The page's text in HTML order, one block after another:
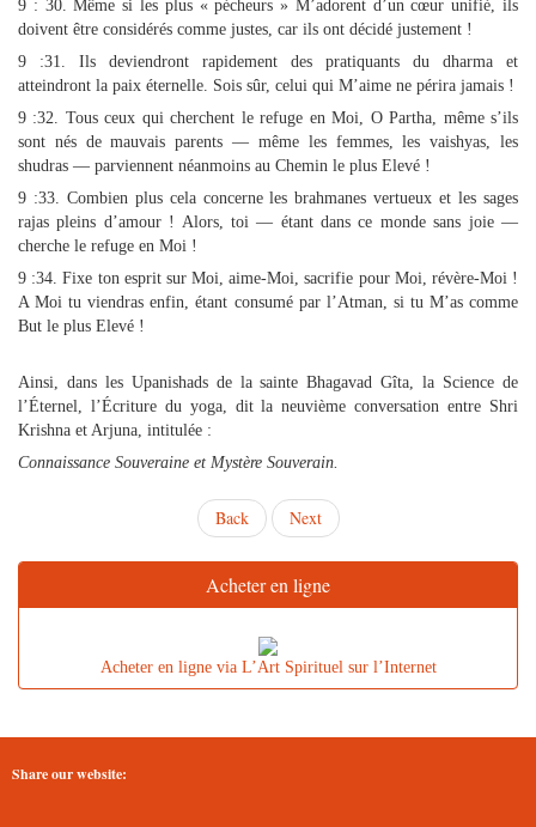
9 : 30. Même si les plus « pécheurs » M’adorent d’un cœur unifié, ils
doivent être considérés comme justes, car ils ont décidé justement !
9 :31. Ils deviendront rapidement des pratiquants du dharma et
atteindront la paix éternelle. Sois sûr, celui qui M’aime ne périra jamais !
9 :32. Tous ceux qui cherchent le refuge en Moi, O Partha, même s’ils
sont nés de mauvais parents — même les femmes, les vaishyas, les
shudras — parviennent néanmoins au Chemin le plus Elevé !
9 :33. Combien plus cela concerne les brahmanes vertueux et les sages
rajas pleins d’amour ! Alors, toi — étant dans ce monde sans joie —
cherche le refuge en Moi !
9 :34. Fixe ton esprit sur Moi, aime-Moi, sacrifie pour Moi, révère-Moi !
A Moi tu viendras enfin, étant consumé par l’Atman, si tu M’as comme
But le plus Elevé !
Ainsi, dans les Upanishads de la sainte Bhagavad Gîta, la Science de
l’Éternel, l’Écriture du yoga, dit la neuvième conversation entre Shri
Krishna et Arjuna, intitulée :
Connaissance Souveraine et Mystère Souverain.
Back Next
Acheter en ligne
Acheter en ligne via L’Art Spirituel sur l’Internet
Share our website: